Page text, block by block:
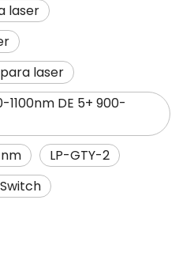
laser
laser
DE 5+ 900-
LP-GTY-2